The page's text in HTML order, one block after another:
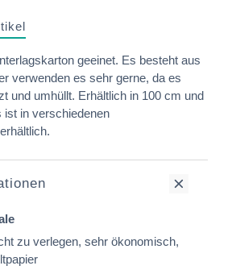
geeinet. Es besteht aus
verwenden es sehr gerne, da es
und umhüllt. Erhältlich in 100 cm und
ist in verschiedenen
zu verlegen, sehr ökonomisch,